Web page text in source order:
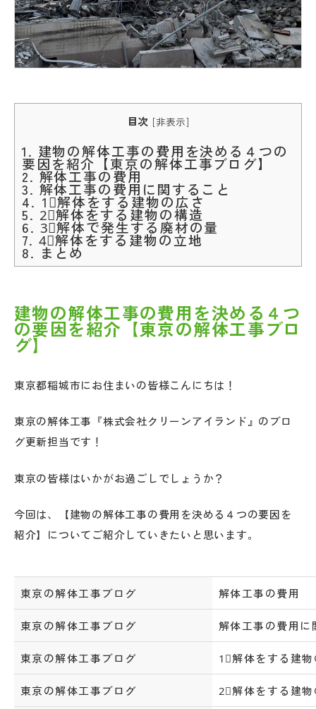
目次 [非表示]
1. 建物の解体工事の費用を決める４つの
要因を紹介【東京の解体工事ブログ】
2. 解体工事の費用
3. 解体工事の費用に関すること
4. 1⃣解体をする建物の広さ
5. 2⃣解体をする建物の構造
6. 3⃣解体で発生する廃材の量
7. 4⃣解体をする建物の立地
8. まとめ
建物の解体工事の費用を決める４つ
の要因を紹介【東京の解体工事ブロ
グ】
東京都稲城市にお住まいの皆様こんにちは！
東京の解体工事『株式会社クリーンアイランド』のブロ
グ更新担当です！
東京の皆様はいかがお過ごしでしょうか？
今回は、【建物の解体工事の費用を決める４つの要因を
紹介】についてご紹介していきたいと思います。
東京の解体工事ブログ 解体工事の費用
東京の解体工事ブログ 解体工事の費用に
東京の解体工事ブログ 1⃣解体をする建
東京の解体工事ブログ 2⃣解体をする建